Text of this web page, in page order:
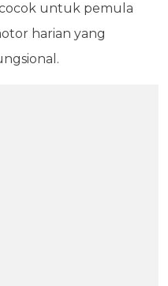
untuk pemula
harian yang